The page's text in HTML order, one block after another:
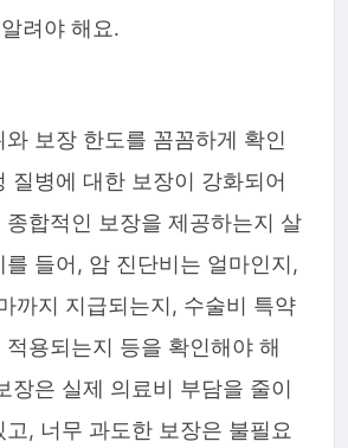
려야 해요.
보장 한도를 꼼꼼하게 확인
질병에 대한 보장이 강화되어
종합적인 보장을 제공하는지 살
를 들어, 암 진단비는 얼마인지,
까지 지급되는지, 수술비 특약
용되는지 등을 확인해야 해
장은 실제 의료비 부담을 줄이
고, 너무 과도한 보장은 불필요